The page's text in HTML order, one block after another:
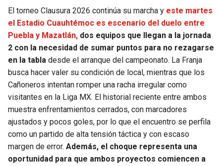
El torneo Clausura 2026 continúa su marcha y este martes
el Estadio Cuauhtémoc es escenario del duelo entre
Puebla y Mazatlán, dos equipos que llegan a la jornada
2 con la necesidad de sumar puntos para no rezagarse
en la tabla desde el arranque del campeonato. La Franja
busca hacer valer su condición de local, mientras que los
Cañoneros intentan romper una racha irregular como
visitantes en la Liga MX. El historial reciente entre ambos
muestra enfrentamientos cerrados, con marcadores
ajustados y pocos goles, por lo que el encuentro se perfila
como un partido de alta tensión táctica y con escaso
margen de error. Además, el choque representa una
oportunidad para que ambos proyectos comiencen a